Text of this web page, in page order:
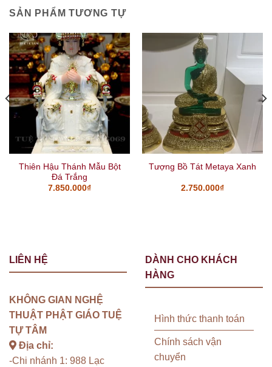
SẢN PHẨM TƯƠNG TỰ
Thiên Hậu Thánh Mẫu Bột
Đá Trắng
7.850.000₫
Tượng Bồ Tát Metaya Xanh
2.750.000₫
LIÊN HỆ
KHÔNG GIAN NGHỆ
THUẬT PHẬT GIÁO TUỆ
TỰ TÂM
Địa chỉ:
-Chi nhánh 1: 988 Lạc
DÀNH CHO KHÁCH
HÀNG
Hình thức thanh toán
Chính sách vận
chuyển